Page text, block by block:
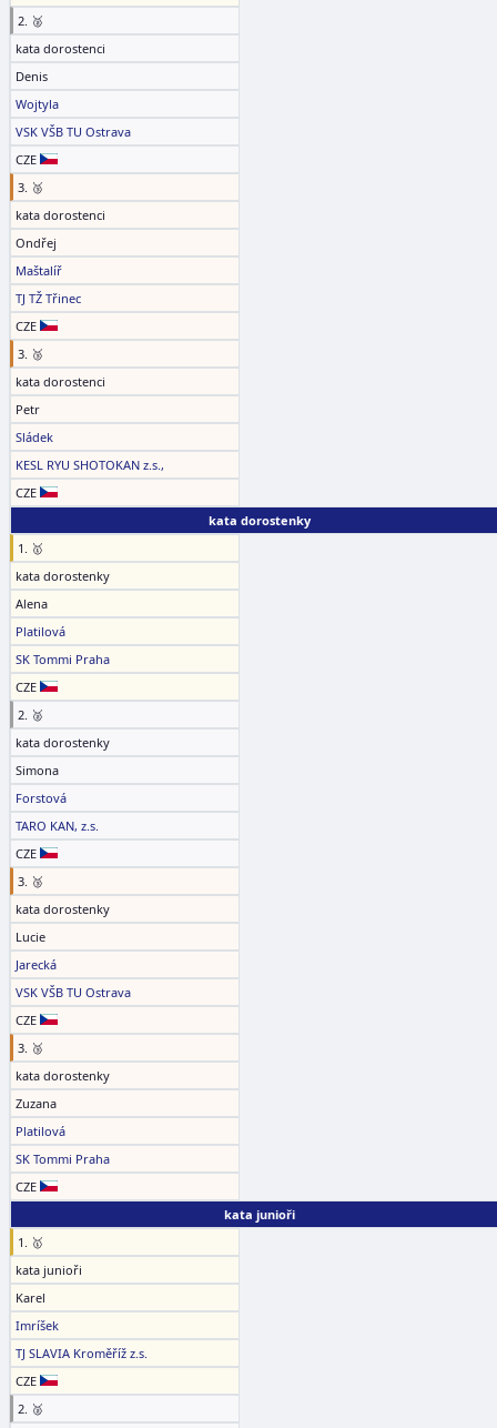
2. 🥈
kata dorostenci
Denis
Wojtyla
VSK VŠB TU Ostrava
CZE
3. 🥉
kata dorostenci
Ondřej
Maštalíř
TJ TŽ Třinec
CZE
3. 🥉
kata dorostenci
Petr
Sládek
KESL RYU SHOTOKAN z.s.,
CZE
kata dorostenky
1. 🥇
kata dorostenky
Alena
Platilová
SK Tommi Praha
CZE
2. 🥈
kata dorostenky
Simona
Forstová
TARO KAN, z.s.
CZE
3. 🥉
kata dorostenky
Lucie
Jarecká
VSK VŠB TU Ostrava
CZE
3. 🥉
kata dorostenky
Zuzana
Platilová
SK Tommi Praha
CZE
kata junioři
1. 🥇
kata junioři
Karel
Imríšek
TJ SLAVIA Kroměříž z.s.
CZE
2. 🥈